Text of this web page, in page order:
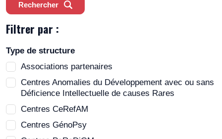
Rechercher
Filtrer par :
Type de structure
Associations partenaires
Centres Anomalies du Développement avec ou sans
Déficience Intellectuelle de causes Rares
Centres CeRefAM
Centres GénoPsy